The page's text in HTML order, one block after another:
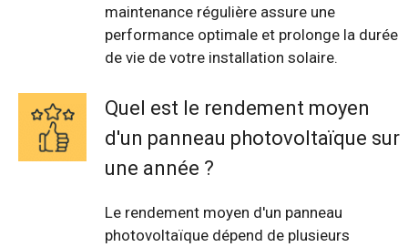
maintenance régulière assure une
performance optimale et prolonge la durée
de vie de votre installation solaire.
Quel est le rendement moyen
d'un panneau photovoltaïque sur
une année ?
Le rendement moyen d'un panneau
photovoltaïque dépend de plusieurs